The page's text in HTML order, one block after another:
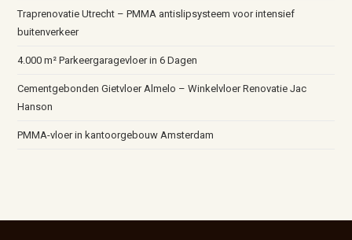
Traprenovatie Utrecht – PMMA antislipsysteem voor intensief
buitenverkeer
4.000 m² Parkeergaragevloer in 6 Dagen
Cementgebonden Gietvloer Almelo – Winkelvloer Renovatie Jac
Hanson
PMMA-vloer in kantoorgebouw Amsterdam